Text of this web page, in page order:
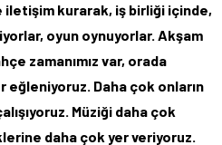
iletişim kurarak, iş birliği içinde,
oyun oynuyorlar. Akşam
zamanımız var, orada
eğleniyoruz. Daha çok onların
Müziği daha çok
daha çok yer veriyoruz.